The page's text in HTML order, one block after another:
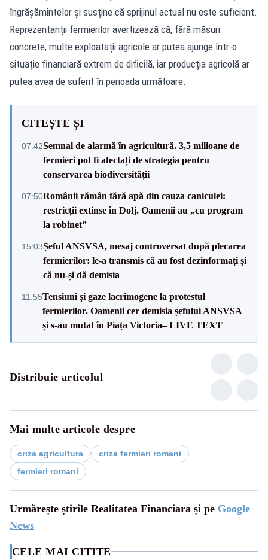
îngrășămintelor și susține că sprijinul actual nu este suficient.
Reprezentanții fermierilor avertizează că, fără măsuri
concrete, multe exploatații agricole ar putea ajunge într-o
situație financiară extrem de dificilă, iar producția agricolă ar
putea avea de suferit în perioada următoare.
CITEȘTE ȘI
07:42Semnal de alarmă în agricultură. 3,5 milioane de
fermieri pot fi afectați de strategia pentru
conservarea biodiversității
07:50Românii rămân fără apă din cauza caniculei:
restricții extinse în Dolj. Oamenii au „cu program
la robinet”
15:03Șeful ANSVSA, mesaj controversat după plecarea
fermierilor: le-a transmis că au fost dezinformați și
că nu-și dă demisia
11:55Tensiuni și gaze lacrimogene la protestul
fermierilor. Oamenii cer demisia șefului ANSVSA
și s-au mutat în Piața Victoria– LIVE TEXT
Distribuie articolul
Mai multe articole despre
criza agricultura
criza fermieri romani
fermieri romani
Urmărește știrile Realitatea Financiara și pe Google
News
CELE MAI CITITE